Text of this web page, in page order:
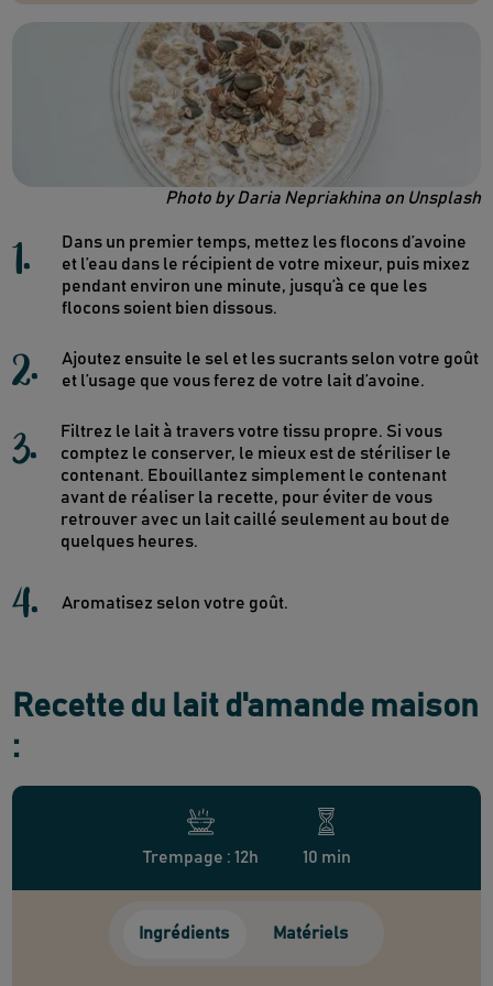
Photo by Daria Nepriakhina on Unsplash
1.
Dans un premier temps, mettez les flocons d’avoine
et l’eau dans le récipient de votre mixeur, puis mixez
pendant environ une minute, jusqu’à ce que les
flocons soient bien dissous.
2.
Ajoutez ensuite le sel et les sucrants selon votre goût
et l’usage que vous ferez de votre lait d’avoine.
3.
Filtrez le lait à travers votre tissu propre. Si vous
comptez le conserver, le mieux est de stériliser le
contenant. Ebouillantez simplement le contenant
avant de réaliser la recette, pour éviter de vous
retrouver avec un lait caillé seulement au bout de
quelques heures.
4. Aromatisez selon votre goût.
Recette du lait d'amande maison
:
Trempage : 12h 10 min
Ingrédients Matériels